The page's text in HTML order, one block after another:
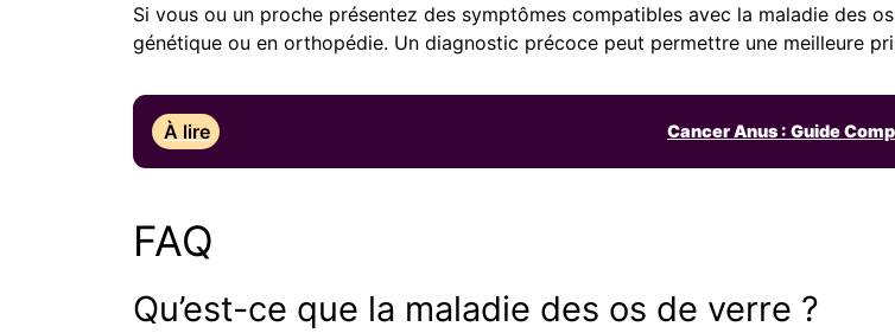
Si vous ou un proche présentez des symptômes compatibles avec la maladie des
génétique ou en orthopédie. Un diagnostic précoce peut permettre une meilleure
À lire Cancer Anus : Guide
FAQ
Qu’est-ce que la maladie des os de verre ?